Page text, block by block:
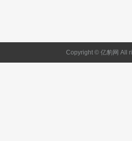
Copyright © 亿豹网 All